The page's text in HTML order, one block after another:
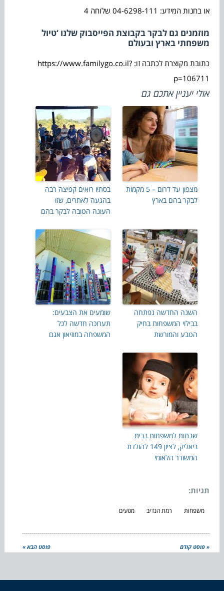
או בחנות המידע: 04-6298-111 שלוחה 4
מוזמנים גם לבקר בקבוצת הפייסבוק שלנו ‘טיול
משפחתי בארץ ובעולם
כתובת מקוצרת לכתבה זו: https://www.familygo.co.il?
p=106711
אולי יעניין אתכם גם
מצפון עד דרום – 5 מקמות
לבקר בהם בארץ
בסתיו רואים קפיצה רבה
בהגעה לאתרים, שזו
העונה הטובה לבקר בהם
השנה החדשה נפתחה
בבילוי המשפחות בחיק
הטבע והמורשת
שומעים את הצבעים:
תערוכה חדשה לכל
המשפחה במוזיאון אגם
שבתות למשפחות בבית
ביאליק, לציון 149 להולדת
המשורר הלאומי
תגיות:
משפחות רמת הנדיב מטעים
« פוסט קודם פוסט הבא »